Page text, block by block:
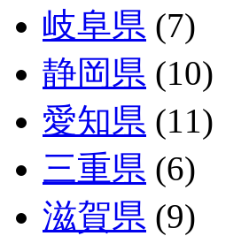
岐阜県 (7)
静岡県 (10)
愛知県 (11)
三重県 (6)
滋賀県 (9)